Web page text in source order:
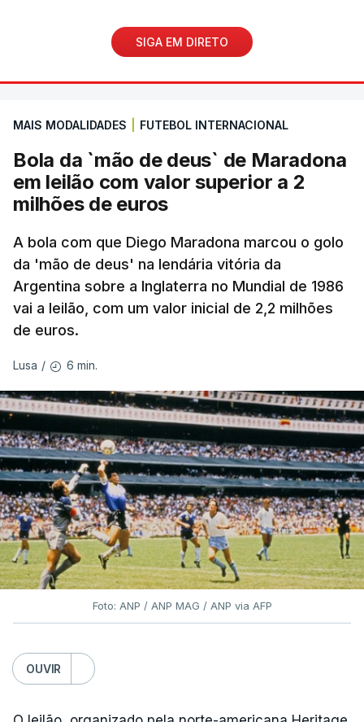
SIGA EM DIRETO
MAIS MODALIDADES FUTEBOL INTERNACIONAL
Bola da `mão de deus` de Maradona
em leilão com valor superior a 2
milhões de euros
A bola com que Diego Maradona marcou o golo
da 'mão de deus' na lendária vitória da
Argentina sobre a Inglaterra no Mundial de 1986
vai a leilão, com um valor inicial de 2,2 milhões
de euros.
Lusa / 6 min.
Foto: ANP / ANP MAG / ANP via AFP
OUVIR